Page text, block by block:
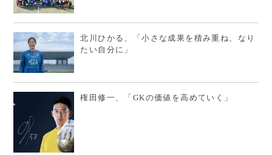
北川ひかる、「小さな成果を積み重ね、なり
たい自分に」
権田修一、「GKの価値を高めていく」